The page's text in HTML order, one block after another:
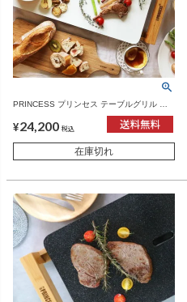
PRINCESS プリンセス テーブルグリル ピ
ュア | キッチン家電・ホットプレート
¥24,200 税込
在庫切れ